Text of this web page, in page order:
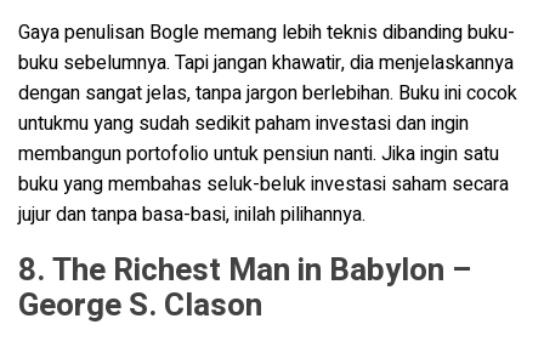
Gaya penulisan Bogle memang lebih teknis dibanding buku-
buku sebelumnya. Tapi jangan khawatir, dia menjelaskannya
dengan sangat jelas, tanpa jargon berlebihan. Buku ini cocok
untukmu yang sudah sedikit paham investasi dan ingin
membangun portofolio untuk pensiun nanti. Jika ingin satu
buku yang membahas seluk-beluk investasi saham secara
jujur dan tanpa basa-basi, inilah pilihannya.
8. The Richest Man in Babylon –
George S. Clason